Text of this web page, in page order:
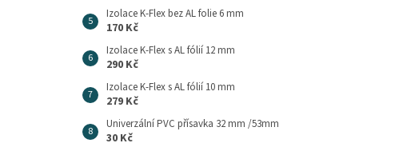
Izolace K-Flex bez AL folie 6 mm
170 Kč
Izolace K-Flex s AL fólií 12 mm
290 Kč
Izolace K-Flex s AL fólií 10 mm
279 Kč
Univerzální PVC přísavka 32 mm /53mm
30 Kč